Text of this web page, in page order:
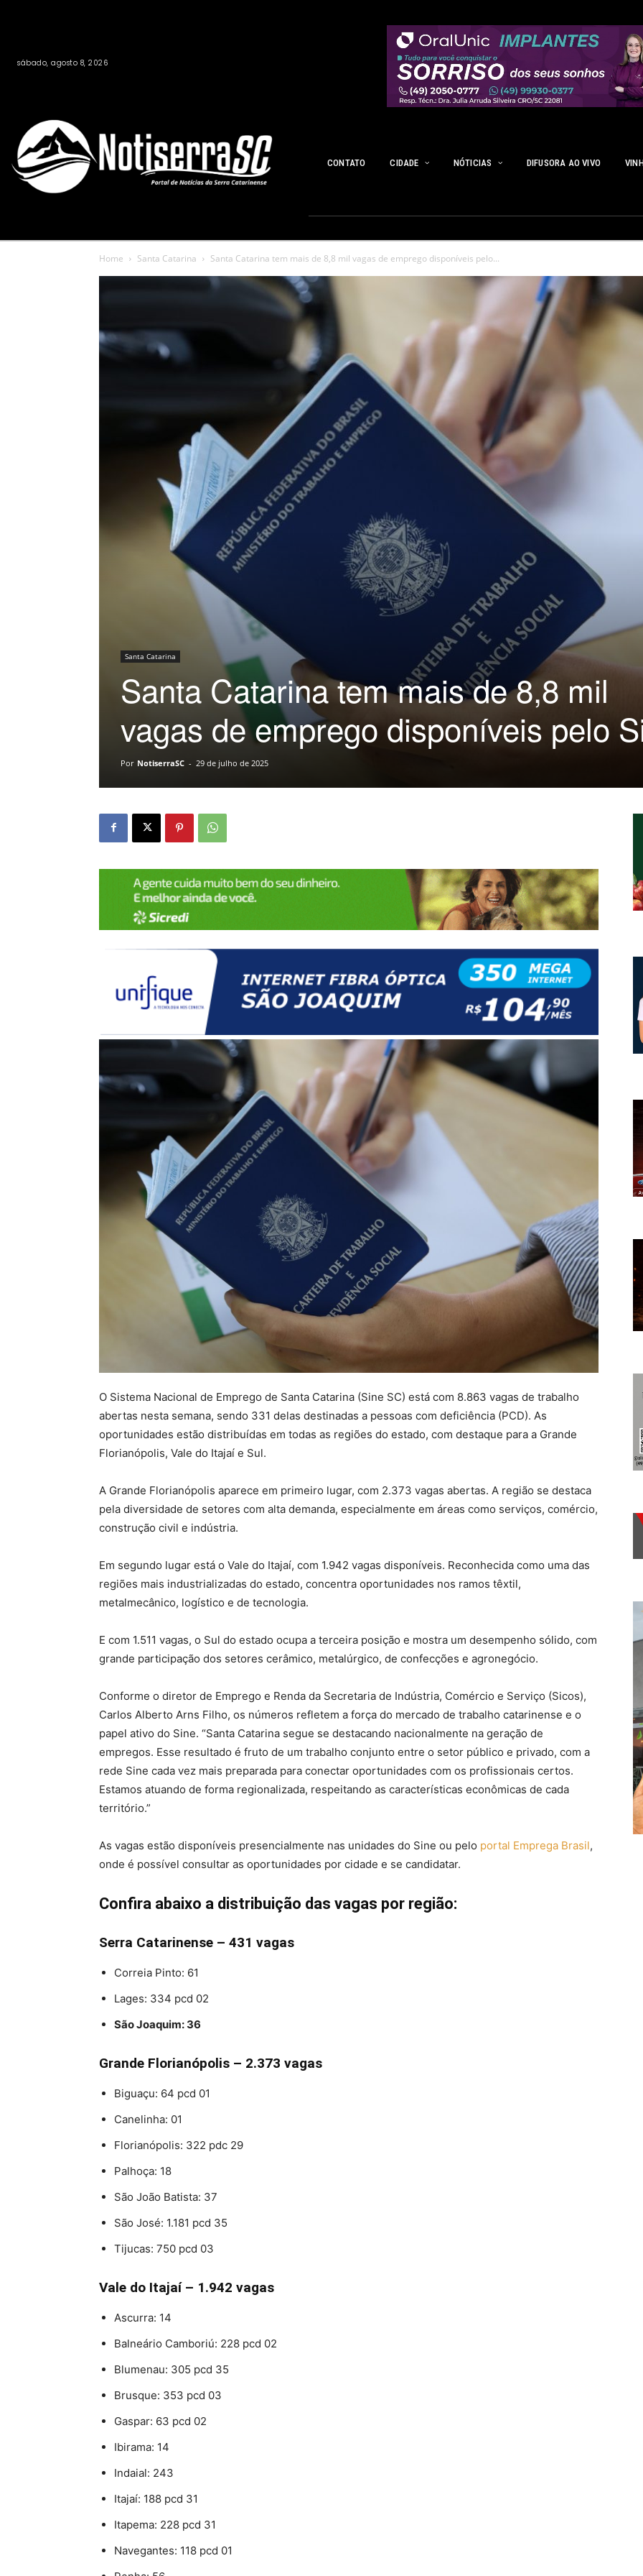
sábado, agosto 8, 2026
CONTATO CIDADE NÓTICIAS DIFUSORA AO VIVO
Home Santa Catarina Santa Catarina tem mais de 8,8 mil vagas de emprego disponíveis pelo...
Santa Catarina
Santa Catarina tem mais de 8,8 mil
vagas de emprego disponíveis pelo
Por NotiserraSC - 29 de julho de 2025
O Sistema Nacional de Emprego de Santa Catarina (Sine SC) está com 8.863 vagas de trabalho
abertas nesta semana, sendo 331 delas destinadas a pessoas com deficiência (PCD). As
oportunidades estão distribuídas em todas as regiões do estado, com destaque para a Grande
Florianópolis, Vale do Itajaí e Sul.
A Grande Florianópolis aparece em primeiro lugar, com 2.373 vagas abertas. A região se destaca
pela diversidade de setores com alta demanda, especialmente em áreas como serviços, comércio,
construção civil e indústria.
Em segundo lugar está o Vale do Itajaí, com 1.942 vagas disponíveis. Reconhecida como uma das
regiões mais industrializadas do estado, concentra oportunidades nos ramos têxtil,
metalmecânico, logístico e de tecnologia.
E com 1.511 vagas, o Sul do estado ocupa a terceira posição e mostra um desempenho sólido, com
grande participação dos setores cerâmico, metalúrgico, de confecções e agronegócio.
Conforme o diretor de Emprego e Renda da Secretaria de Indústria, Comércio e Serviço (Sicos),
Carlos Alberto Arns Filho, os números refletem a força do mercado de trabalho catarinense e o
papel ativo do Sine. “Santa Catarina segue se destacando nacionalmente na geração de
empregos. Esse resultado é fruto de um trabalho conjunto entre o setor público e privado, com a
rede Sine cada vez mais preparada para conectar oportunidades com os profissionais certos.
Estamos atuando de forma regionalizada, respeitando as características econômicas de cada
território.”
As vagas estão disponíveis presencialmente nas unidades do Sine ou pelo portal Emprega Brasil,
onde é possível consultar as oportunidades por cidade e se candidatar.
Confira abaixo a distribuição das vagas por região:
Serra Catarinense – 431 vagas
Correia Pinto: 61
Lages: 334 pcd 02
São Joaquim: 36
Grande Florianópolis – 2.373 vagas
Biguaçu: 64 pcd 01
Canelinha: 01
Florianópolis: 322 pdc 29
Palhoça: 18
São João Batista: 37
São José: 1.181 pcd 35
Tijucas: 750 pcd 03
Vale do Itajaí – 1.942 vagas
Ascurra: 14
Balneário Camboriú: 228 pcd 02
Blumenau: 305 pcd 35
Brusque: 353 pcd 03
Gaspar: 63 pcd 02
Ibirama: 14
Indaial: 243
Itajaí: 188 pcd 31
Itapema: 228 pcd 31
Navegantes: 118 pcd 01